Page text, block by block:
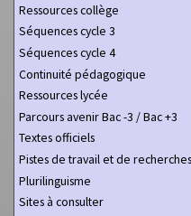
Ressources collège
Séquences cycle 3
Séquences cycle 4
Continuité pédagogique
Ressources lycée
Parcours avenir Bac -3 / Bac +3
Textes officiels
Pistes de travail et de recherches
Plurilinguisme
Sites à consulter